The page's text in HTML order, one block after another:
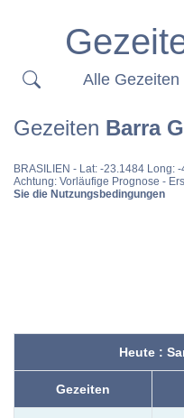
Alle
Gezeiten Barra
BRASILIEN - Lat: -23.1484 Long:
Achtung: Vorläufige Prognose -
Sie die Nutzungsbedingungen
Heute :
Gezeiten